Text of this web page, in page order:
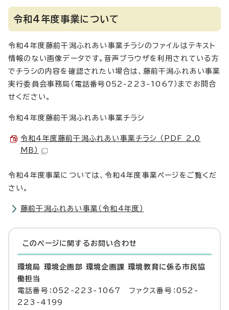
令和4年度事業について
令和4年度藤前干潟ふれあい事業チラシのファイルはテキスト
情報のない画像データです。音声ブラウザを利用されている方
でチラシの内容を確認されたい場合は、藤前干潟ふれあい事業
実行委員会事務局（電話番号052-223-1067）までお問合
せください。
令和4年度藤前干潟ふれあい事業チラシ
令和4年度藤前干潟ふれあい事業チラシ （PDF 2.0
MB）
令和4年度事業については、令和4年度事業ページをご覧くだ
さい。
藤前干潟ふれあい事業（令和4年度）
このページに関する お問い合わせ
環境局 環境企画部 環境企画課 環境教育に係る市民協
働担当
電話番号：052-223-1067 ファクス番号：052-
223-4199